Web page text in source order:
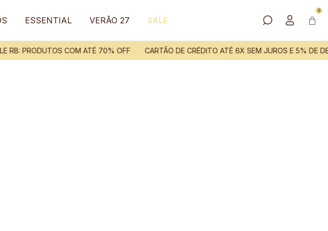
ESSENTIAL VERÃO 27 SALE
0
RB: PRODUTOS COM ATÉ 70% OFF CARTÃO DE CRÉDITO ATÉ 6X SEM JUROS E 5% DE